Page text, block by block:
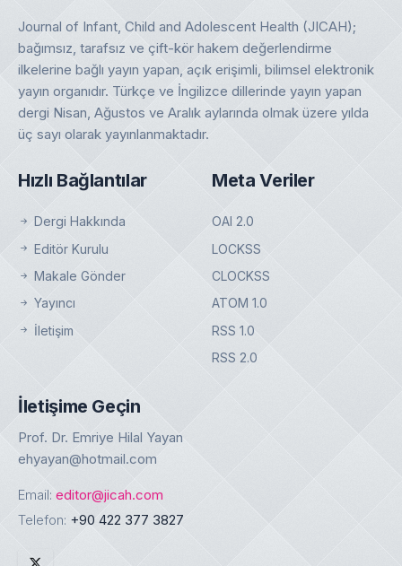
Journal of Infant, Child and Adolescent Health (JICAH);
bağımsız, tarafsız ve çift-kör hakem değerlendirme
ilkelerine bağlı yayın yapan, açık erişimli, bilimsel elektronik
yayın organıdır. Türkçe ve İngilizce dillerinde yayın yapan
dergi Nisan, Ağustos ve Aralık aylarında olmak üzere yılda
üç sayı olarak yayınlanmaktadır.
Hızlı Bağlantılar
Dergi Hakkında
Editör Kurulu
Makale Gönder
Yayıncı
İletişim
Meta Veriler
OAI 2.0
LOCKSS
CLOCKSS
ATOM 1.0
RSS 1.0
RSS 2.0
İletişime Geçin
Prof. Dr. Emriye Hilal Yayan
ehyayan@hotmail.com
Email: editor@jicah.com
Telefon: +90 422 377 3827